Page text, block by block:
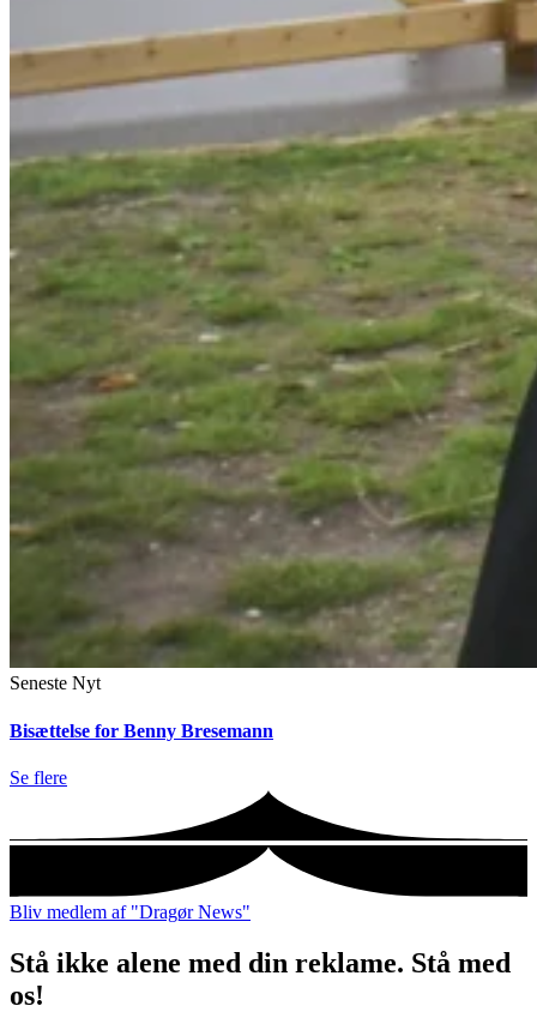
Seneste Nyt
Bisættelse for Benny Bresemann
Se flere
Bliv medlem af "Dragør News"
Stå ikke alene med din reklame. Stå med
os!